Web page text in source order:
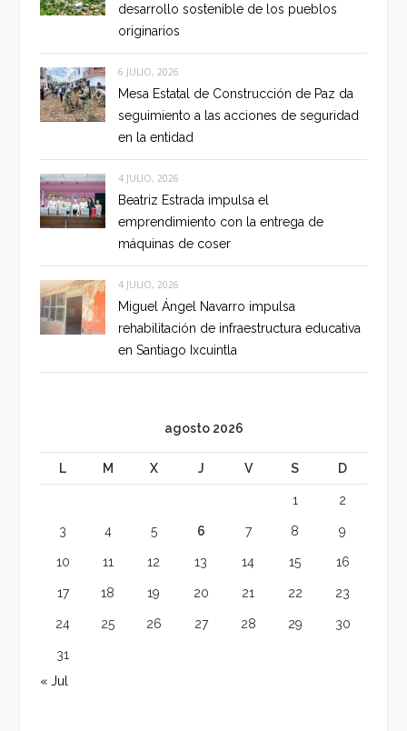
desarrollo sostenible de los pueblos
originarios
6 JULIO, 2026
Mesa Estatal de Construcción de Paz da
seguimiento a las acciones de seguridad
en la entidad
4 JULIO, 2026
Beatriz Estrada impulsa el
emprendimiento con la entrega de
máquinas de coser
4 JULIO, 2026
Miguel Ángel Navarro impulsa
rehabilitación de infraestructura educativa
en Santiago Ixcuintla
agosto 2026
L M X J V S D
1 2
3 4 5 6 7 8 9
10 11 12 13 14 15 16
17 18 19 20 21 22 23
24 25 26 27 28 29 30
31
« Jul